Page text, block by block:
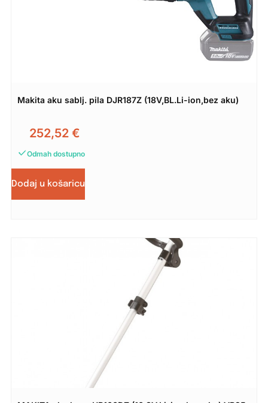
Makita aku sablj. pila DJR187Z (18V,BL.Li-ion,bez aku)
252,52 €
Odmah dostupno
Dodaj u košaricu